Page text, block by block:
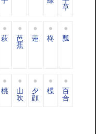
草
萩 芭
蕉
蓮 柊 瓢
桃 山
吹
夕
顔
楪 百
合